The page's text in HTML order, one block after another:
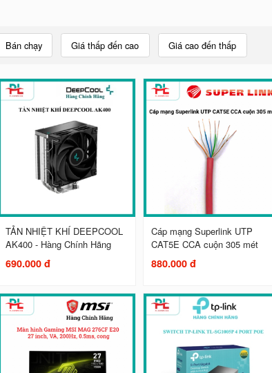
Bán chạy Giá thấp đến cao Giá cao đến thấp
TẢN NHIỆT KHÍ DEEPCOOL
AK400 - Hàng Chính Hãng
690.000 đ
Cáp mạng Superlink UTP
CAT5E CCA cuộn 305 mét
880.000 đ